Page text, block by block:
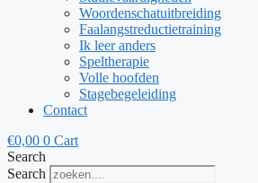
Woordenschatuitbreiding
Faalangstreductietraining
Ik leer anders
Speltherapie
Volle hoofden
Stagebegeleiding
Contact
€0,00 0 Cart
Search
Search